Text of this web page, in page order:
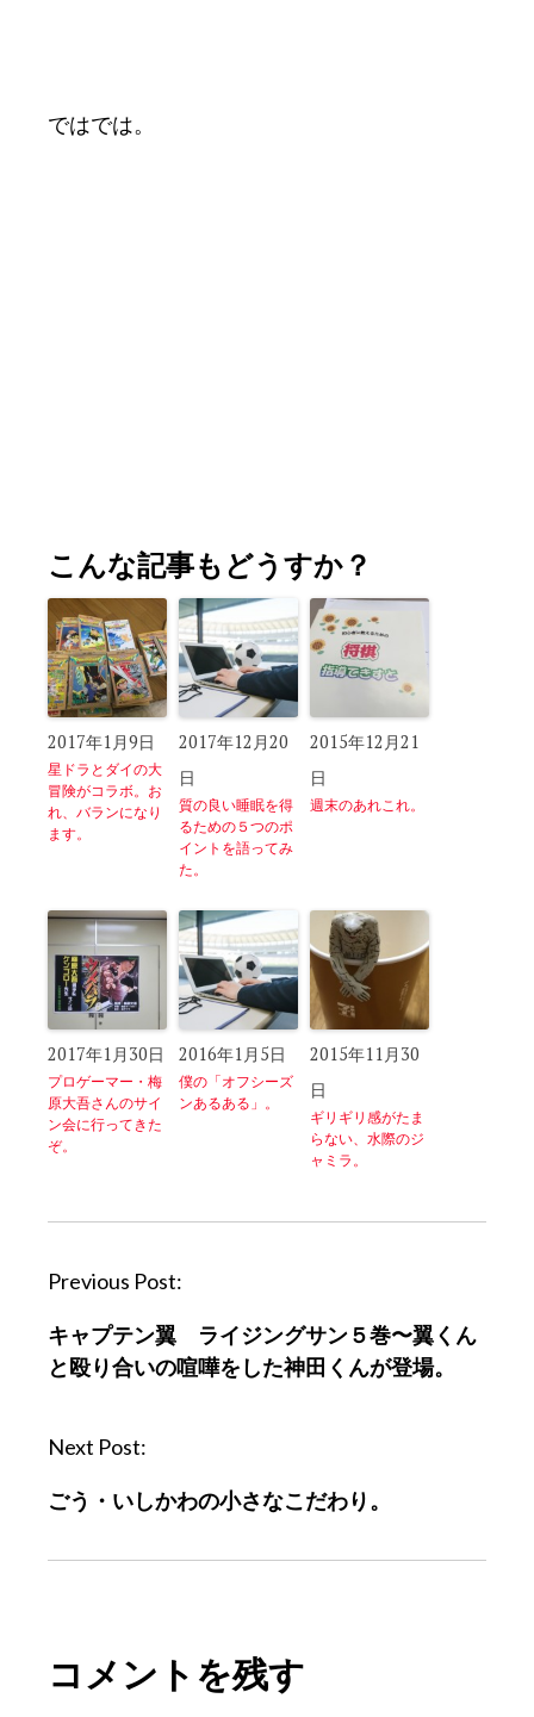
ではでは。
こんな記事もどうすか？
2017年1月9日
星ドラとダイの大
冒険がコラボ。お
れ、バランになり
ます。
2017年12月20
日
質の良い睡眠を得
るための５つのポ
イントを語ってみ
た。
2015年12月21
日
週末のあれこれ。
2017年1月30日
プロゲーマー・梅
原大吾さんのサイ
ン会に行ってきた
ぞ。
2016年1月5日
僕の「オフシーズ
ンあるある」。
2015年11月30
日
ギリギリ感がたま
らない、水際のジ
ャミラ。
P
s
t
a
i
o
Previous Post:
キャプテン翼 ライジングサン５巻〜翼くん
と殴り合いの喧嘩をした神田くんが登場。
Next Post:
ごう・いしかわの小さなこだわり。
コメントを残す